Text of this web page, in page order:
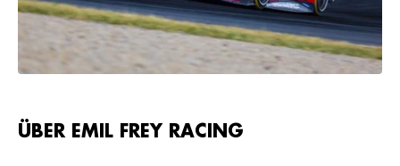
ÜBER EMIL FREY RACING